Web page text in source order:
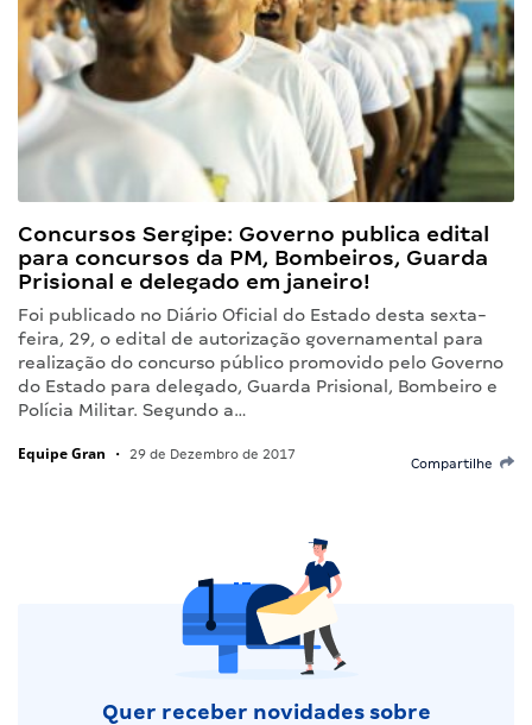
Concursos Sergipe: Governo publica edital
para concursos da PM, Bombeiros, Guarda
Prisional e delegado em janeiro!
Foi publicado no Diário Oficial do Estado desta sexta-
feira, 29, o edital de autorização governamental para
realização do concurso público promovido pelo Governo
do Estado para delegado, Guarda Prisional, Bombeiro e
Polícia Militar. Segundo a…
Equipe Gran • 29 de Dezembro de 2017
Compartilhe
Quer receber novidades sobre